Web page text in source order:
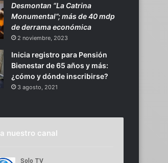
Desmontan “La Catrina
Monumental”; más de 40 mdp
de derrama económica
2 noviembre, 2023
Inicia registro para Pensión
Bienestar de 65 años y más:
¿cómo y dónde inscribirse?
3 agosto, 2021
nuestro canal